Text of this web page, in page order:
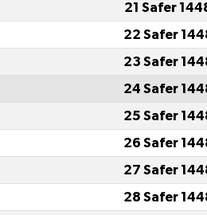
21 Safer
22 Safer
23 Safer
24 Safer
25 Safer
26 Safer
27 Safer
28 Safer